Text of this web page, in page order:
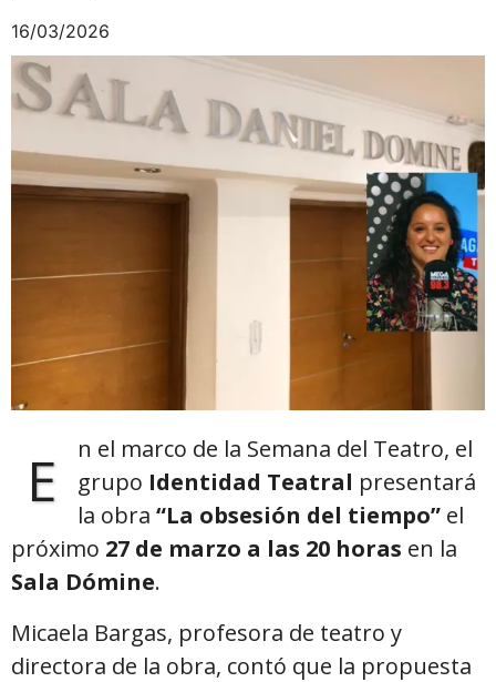
16/03/2026
E
n el marco de la Semana del Teatro, el
grupo Identidad Teatral presentará
la obra “La obsesión del tiempo” el
próximo 27 de marzo a las 20 horas en la
Sala Dómine.
Micaela Bargas, profesora de teatro y
directora de la obra, contó que la propuesta